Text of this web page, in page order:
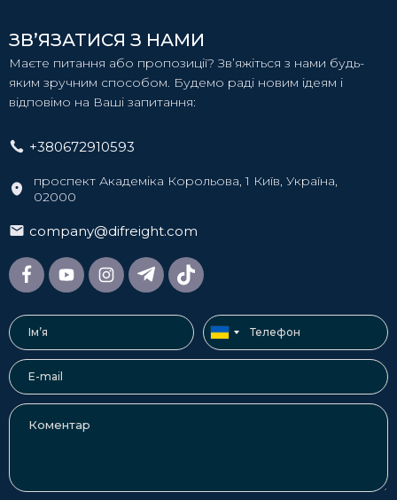
складне завдання з координацією багатьох етапів:
консолідація, пакування, завантаження, пломбування,
навантаження контейнера на борт, підготовка
досвіду в логістиці, тому ми ефективно вирішуємо
Нестача тари у
піковий сезон
довгостроковій основі з
судноплавними лініями,
бронюємо контейнери для
Відсутність
контролю за
завантаженням
Наші експедитори беруть
участь у завантаженні
дотримуючись товарного
ЗВ’ЯЗАТИСЯ З НАМИ
Маєте питання або пропозиції? Зв’яжіться з нами будь-
яким зручним способом. Будемо раді новим ідеям і
відповімо на Ваші запитання:
+380672910593
проспект Академіка Корольова, 1 Київ, Україна,
02000
company@difreight.com